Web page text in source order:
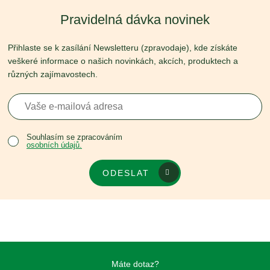
Pravidelná dávka novinek
Přihlaste se k zasílání Newsletteru (zpravodaje), kde získáte
veškeré informace o našich novinkách, akcích, produktech a
různých zajímavostech.
Souhlasím se zpracováním
osobních údajů.
ODESLAT
Máte dotaz?